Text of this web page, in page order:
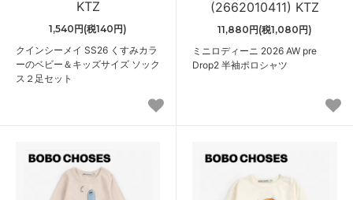
KTZ
1,540円(税140円)
クインシーメイ SS26 くすみカラ
ーのベビー＆キッズサイズ ソック
ス２足セット
(2662010411) KTZ
11,880円(税1,080円)
ミニロディーニ 2026 AW pre
Drop2 半袖ポロシャツ